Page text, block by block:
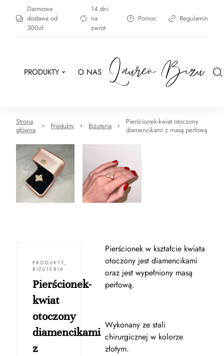
Darmowa
dostawa od
300zł
14 dni
na
zwrot
Pomoc Regulamin
PRODUKTY O NAS
Strona
główna
Produkty Biżuteria
Pierścionek-kwiat otoczony
diamencikami z masą perłową
PRODUKTY,
BIŻUTERIA
Pierścionek-
kwiat
otoczony
diamencikami
z
Pierścionek w kształcie kwiata
otoczony jest diamencikami
oraz jest wypełniony masą
perłową.
Wykonany ze stali
chirurgicznej w kolorze
złotym.